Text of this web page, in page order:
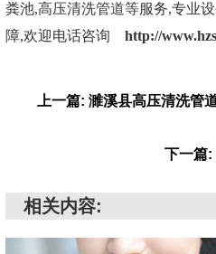
粪池,高压清洗管道等服务,专业
障,欢迎电话咨询
http://
上一篇: 濉溪县高压清洗管
下一篇:
相关内容: